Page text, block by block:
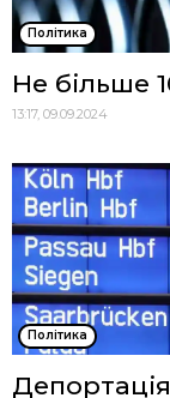
Політика
Не більше
13:17, 09.09.2024
Політика